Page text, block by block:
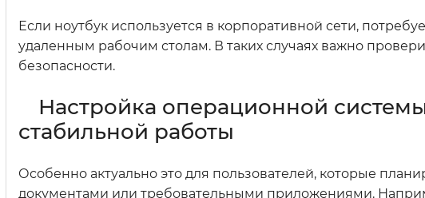
Если ноутбук используется в корпоративной сети,
удаленным рабочим столам. В таких случаях важно
безопасности.
Настройка операционной
стабильной работы
Особенно актуально это для пользователей, которые
документами или требовательными приложениями.